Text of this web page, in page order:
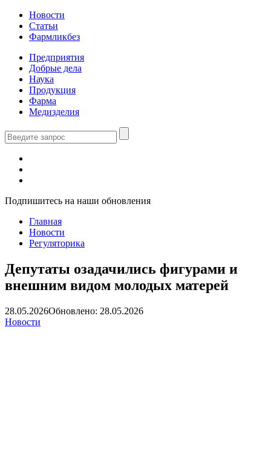
Новости
Статьи
Фармликбез
Предприятия
Добрые дела
Наука
Продукция
Фарма
Медизделия
Подпишитесь на наши обновления
Главная
Новости
Регуляторика
Депутаты озадачились фигурами и
внешним видом молодых матерей
28.05.2026Обновлено: 28.05.2026
Новости